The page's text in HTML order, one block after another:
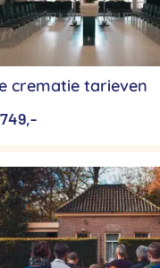
crematie tarieven